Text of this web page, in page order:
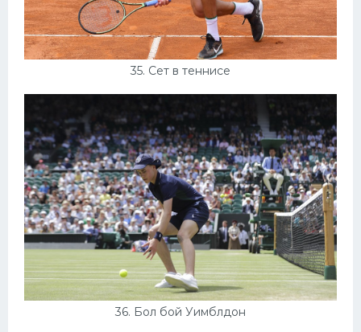
35. Сет в теннисе
36. Бол бой Уимблдон